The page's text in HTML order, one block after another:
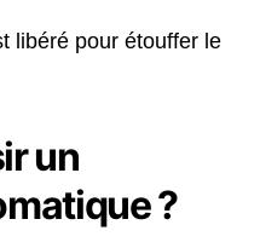
libéré pour étouffer le
un
?